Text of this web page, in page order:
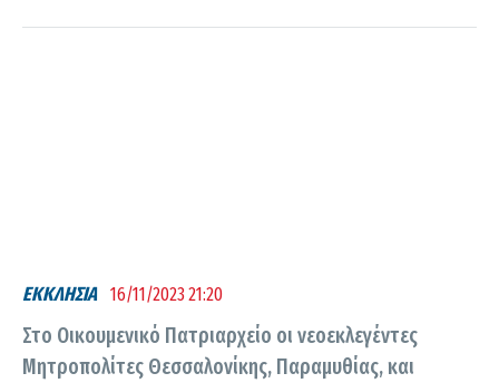
ΕΚΚΛΗΣΙΑ 16/11/2023 21:20
Στο Οικουμενικό Πατριαρχείο οι νεοεκλεγέντες
Μητροπολίτες Θεσσαλονίκης, Παραμυθίας, και